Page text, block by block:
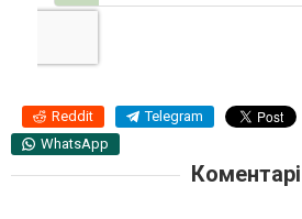
Reddit Telegram
WhatsApp
Коментарі